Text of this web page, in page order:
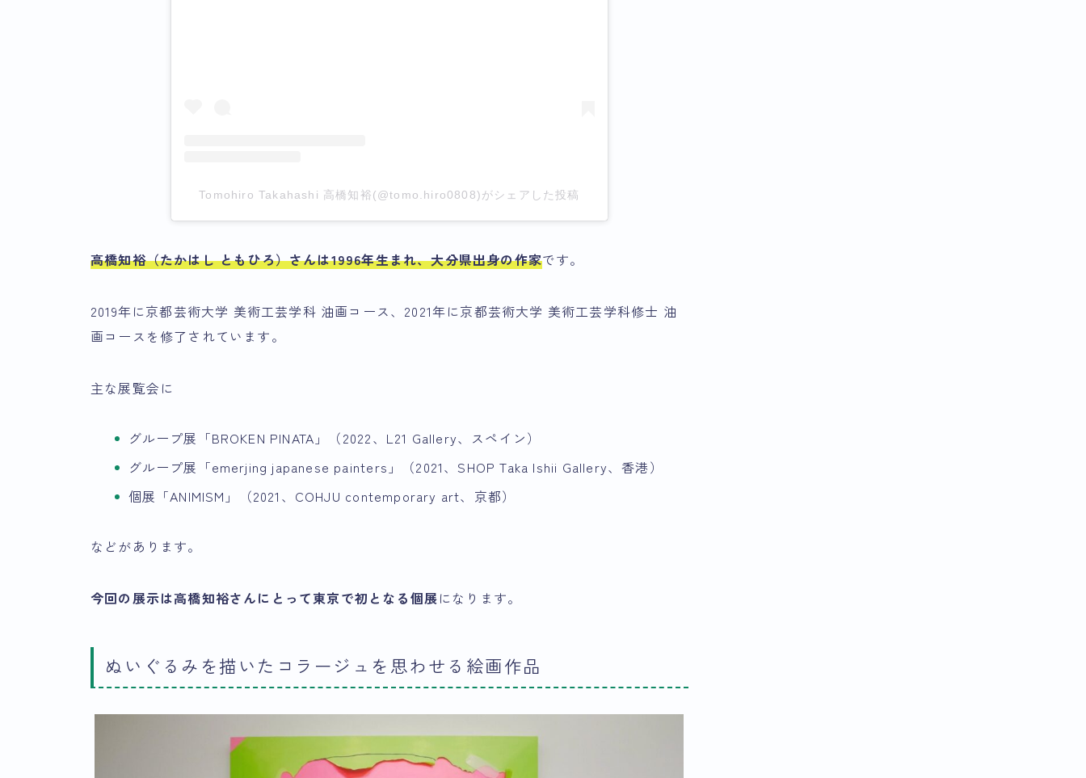
Tomohiro Takahashi 高橋知裕(@tomo.hiro0808)がシェアした投稿
高橋知裕（たかはし ともひろ）さんは1996年生まれ、大分県出身の作家です。
2019年に京都芸術大学 美術工芸学科 油画コース、2021年に京都芸術大学 美術工芸学科修士 油
画コースを修了されています。
主な展覧会に
グループ展「BROKEN PINATA」（2022、L21 Gallery、スペイン）
グループ展「emerjing japanese painters」（2021、SHOP Taka Ishii Gallery、香港）
個展「ANIMISM」（2021、COHJU contemporary art、京都）
などがあります。
今回の展示は高橋知裕さんにとって東京で初となる個展になります。
ぬいぐるみを描いたコラージュを思わせる絵画作品